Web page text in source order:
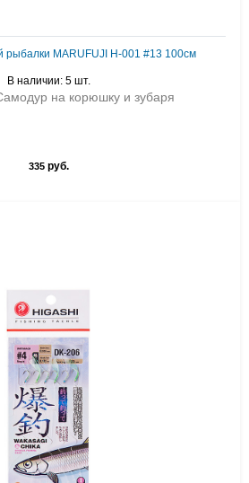
рыбалки MARUFUJI H-001 #13 100см
В наличии: 5 шт.
на корюшку и зубаря
335руб.